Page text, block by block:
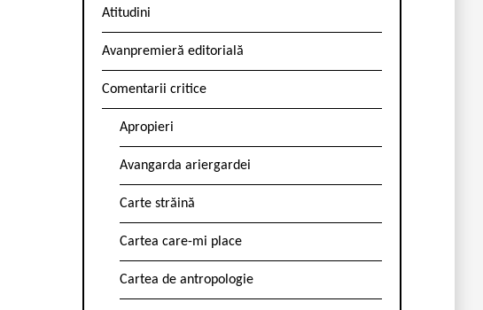
Atitudini
Avanpremieră editorială
Comentarii critice
Apropieri
Avangarda ariergardei
Carte străină
Cartea care-mi place
Cartea de antropologie